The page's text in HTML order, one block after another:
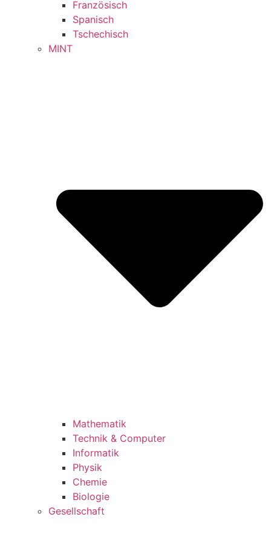
Französisch
Spanisch
Tschechisch
MINT
Mathematik
Technik & Computer
Informatik
Physik
Chemie
Biologie
Gesellschaft